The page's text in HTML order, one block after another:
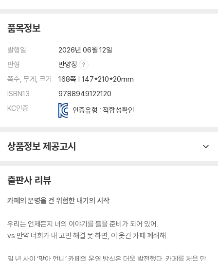
품목정보
발행일
2026년 06월 12일
판형
반양장
쪽수, 무게, 크기
168쪽 | 147*210*20mm
ISBN13
9788949122120
KC인증
인증유형 : 적합성확인
상품정보 제공고시
출판사 리뷰
카페의 운명을 건 위험한 내기의 시작
우리는 언제든지 너의 이야기를 들을 준비가 되어 있어.
vs.만약 너희가 내 고민 해결 못 하면, 이 웃긴 카페 폐쇄해.
일 년 사이 ‘맞아 언니’ 카페의 운영 방식은 더욱 발전했다. 카페를 처음 만